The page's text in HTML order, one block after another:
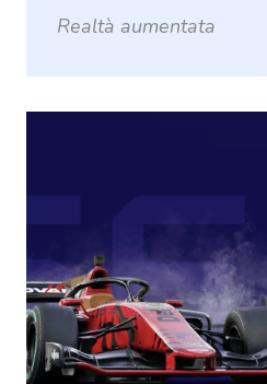
Realtà aumentata